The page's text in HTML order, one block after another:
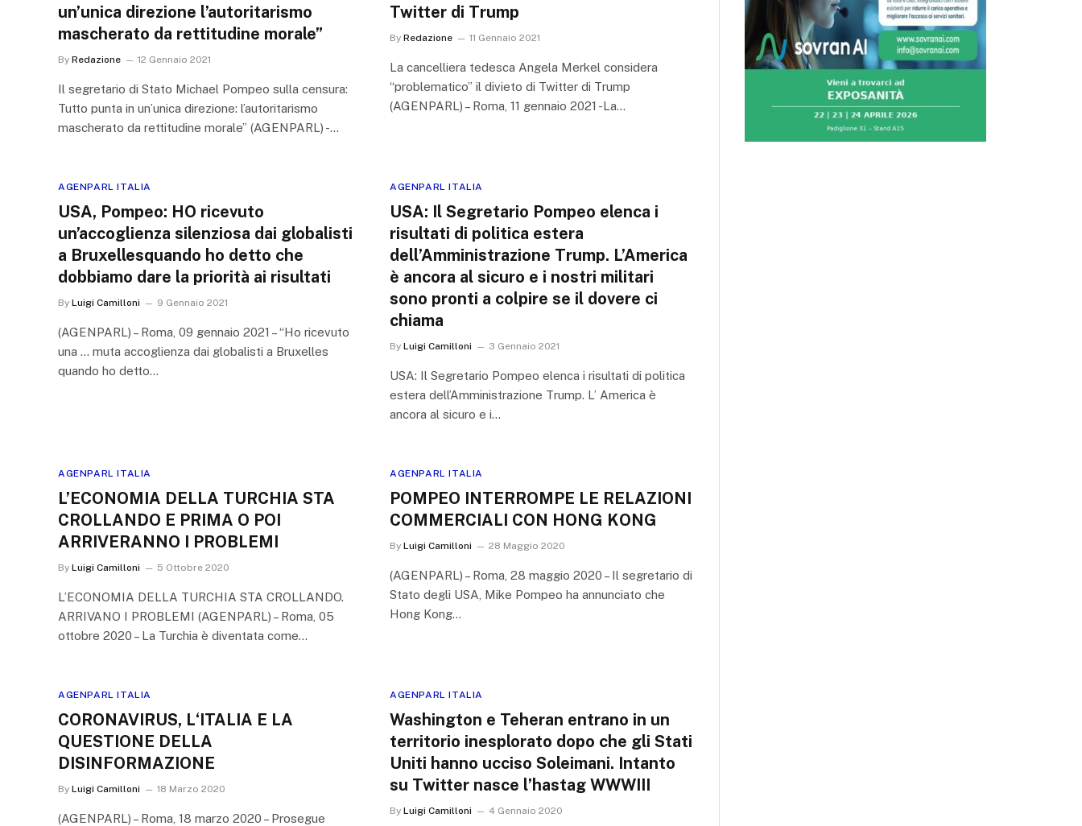
un’unica direzione l’autoritarismo
mascherato da rettitudine morale”
By Redazione 12 Gennaio 2021
Il segretario di Stato Michael Pompeo sulla censura:
Tutto punta in un’unica direzione: l’autoritarismo
mascherato da rettitudine morale” (AGENPARL) -…
Twitter di Trump
By Redazione 11 Gennaio 2021
La cancelliera tedesca Angela Merkel considera
“problematico” il divieto di Twitter di Trump
(AGENPARL) – Roma, 11 gennaio 2021 -La…
AGENPARL ITALIA
USA, Pompeo: HO ricevuto
un’accoglienza silenziosa dai globalisti
a Bruxellesquando ho detto che
dobbiamo dare la priorità ai risultati
By Luigi Camilloni 9 Gennaio 2021
(AGENPARL) – Roma, 09 gennaio 2021 – “Ho ricevuto
una … muta accoglienza dai globalisti a Bruxelles
quando ho detto…
AGENPARL ITALIA
USA: Il Segretario Pompeo elenca i
risultati di politica estera
dell’Amministrazione Trump. L’America
è ancora al sicuro e i nostri militari
sono pronti a colpire se il dovere ci
chiama
By Luigi Camilloni 3 Gennaio 2021
USA: Il Segretario Pompeo elenca i risultati di politica
estera dell’Amministrazione Trump. L’ America è
ancora al sicuro e i…
AGENPARL ITALIA
L’ECONOMIA DELLA TURCHIA STA
CROLLANDO E PRIMA O POI
ARRIVERANNO I PROBLEMI
By Luigi Camilloni 5 Ottobre 2020
L’ECONOMIA DELLA TURCHIA STA CROLLANDO.
ARRIVANO I PROBLEMI (AGENPARL) – Roma, 05
ottobre 2020 – La Turchia è diventata come…
AGENPARL ITALIA
POMPEO INTERROMPE LE RELAZIONI
COMMERCIALI CON HONG KONG
By Luigi Camilloni 28 Maggio 2020
(AGENPARL) – Roma, 28 maggio 2020 – Il segretario di
Stato degli USA, Mike Pompeo ha annunciato che
Hong Kong…
AGENPARL ITALIA
CORONAVIRUS, L‘ITALIA E LA
QUESTIONE DELLA
DISINFORMAZIONE
By Luigi Camilloni 18 Marzo 2020
(AGENPARL) – Roma, 18 marzo 2020 – Prosegue
AGENPARL ITALIA
Washington e Teheran entrano in un
territorio inesplorato dopo che gli Stati
Uniti hanno ucciso Soleimani. Intanto
su Twitter nasce l’hastag WWWIII
By Luigi Camilloni 4 Gennaio 2020